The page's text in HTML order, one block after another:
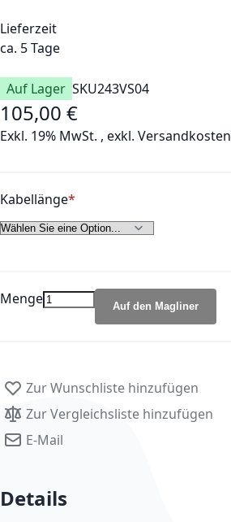
Lieferzeit
ca. 5 Tage
Auf Lager SKU243VS04
105,00 €
Exkl. 19% MwSt. , exkl. Versandkosten
Kabellänge
Menge Auf den Magliner
Zur Wunschliste hinzufügen
Zur Vergleichsliste hinzufügen
E-Mail
Details